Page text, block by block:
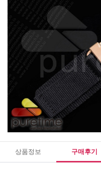
상품정보 구매후기